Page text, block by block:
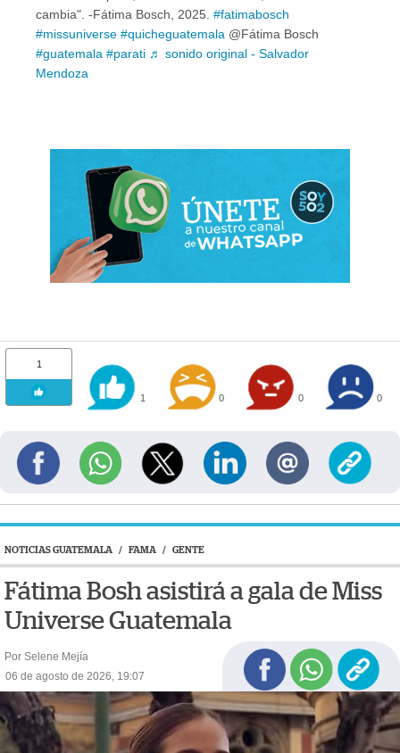
cambia". -Fátima Bosch, 2025. #fatimabosch
#missuniverse #quicheguatemala @Fátima Bosch
#guatemala #parati ♬ sonido original - Salvador
Mendoza
1
1 0 0 0
NOTICIAS GUATEMALA / FAMA / GENTE
Fátima Bosh asistirá a gala de Miss
Universe Guatemala
Por Selene Mejía
06 de agosto de 2026, 19:07